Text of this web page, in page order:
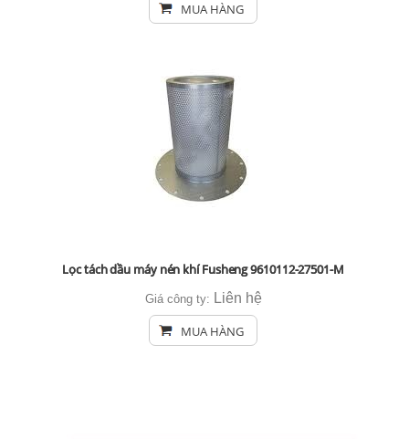
MUA HÀNG
Lọc tách dầu máy nén khí Fusheng 9610112-27501-M
Giá công ty: Liên hệ
MUA HÀNG